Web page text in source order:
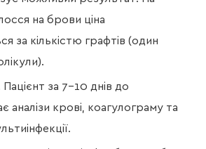
на брови ціна
за кількістю графтів (один
Пацієнт за 7–10 днів до
аналізи крові, коагулограму та